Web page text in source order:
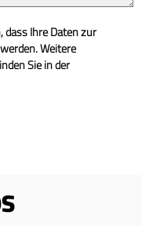
Ihre Daten zur
Weitere
Sie in der